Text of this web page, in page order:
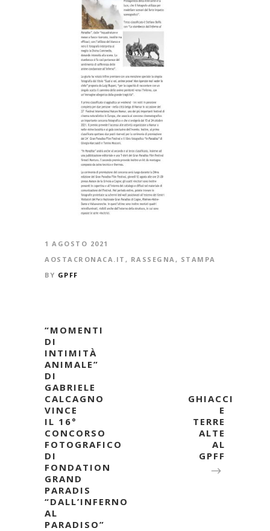
1 AGOSTO 2021
AOSTACRONACA.IT , RASSEGNA , STAMPA
BY GPFF
“MOMENTI
DI
INTIMITÀ
ANIMALE”
DI
GABRIELE
CALCAGNO
VINCE
IL 16°
CONCORSO
FOTOGRAFICO
DI
FONDATION
GRAND
PARADIS
“DALL’INFERNO
AL
PARADISO”
GHIACCI
E
TERRE
ALTE
AL
GPFF